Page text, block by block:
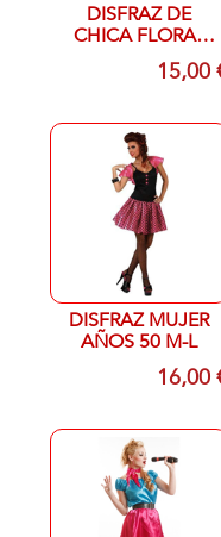
DISFRAZ DE
CHICA FLORAL
ADULTO15,00
DISFRAZ MUJER
AÑOS 50 M-L
16,00